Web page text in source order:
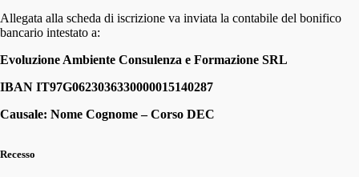
Allegata alla scheda di iscrizione va inviata la contabile del bonifico
bancario intestato a:
Evoluzione Ambiente Consulenza e Formazione SRL
IBAN IT97G0623036330000015140287
Causale: Nome Cognome – Corso DEC
Recesso